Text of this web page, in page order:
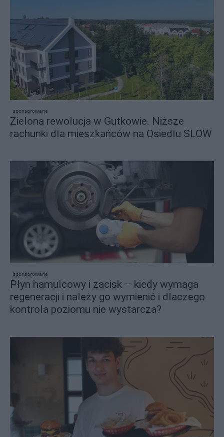
sponsorowane
Zielona rewolucja w Gutkowie. Niższe
rachunki dla mieszkańców na Osiedlu SLOW
sponsorowane
Płyn hamulcowy i zacisk – kiedy wymaga
regeneracji i należy go wymienić i dlaczego
kontrola poziomu nie wystarcza?